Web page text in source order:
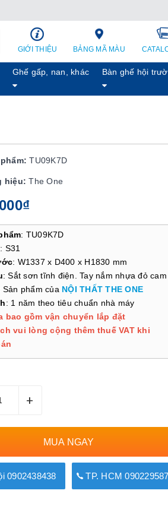
GIỚI THIỆU BẢNG MÃ MÀU
Ghế gấp, nan, khác Bàn ghế hội
TU09K7D
hiệu: The One
: TU09K7D
: S31
: W1337 x D400 x H1830 mm
: Sắt sơn tĩnh điện. Tay nắm nhựa đỏ cam
Sản phẩm của NỘI THẤT THE ONE
: 1 năm theo tiêu chuẩn nhà máy
bao gồm vận chuyển lắp đặt
vui lòng cộng thêm thuế VAT khi
+
MUA NGAY
0902438438 TP. HCM